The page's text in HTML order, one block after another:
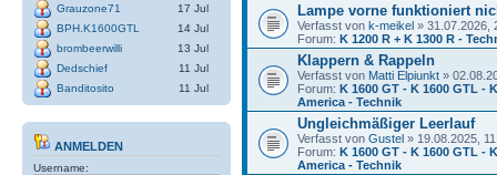
Grauzone71
17 Jul
BPH.K1600GTL
14 Jul
brombeerwilli
13 Jul
Dedschief
11 Jul
Banditosito
11 Jul
ANMELDEN
Username:
Lampe vorne funktioniert
Verfasst von k-meikel » 31.07.2026,
Forum: K 1200 R + K 1300 R -
Klappern & Rappeln
Verfasst von Matti Elpiunkt »
Forum: K 1600 GT - K 1600 GTL -
America - Technik
Ungleichmäßiger Leerlauf
Verfasst von Gustel » 19.08.2025,
Forum: K 1600 GT - K 1600 GTL -
America - Technik